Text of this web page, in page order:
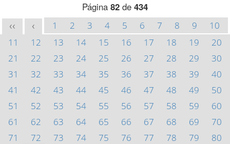
Página 82 de 434
<< < 1 2 3 4 5 6 7 8 9
10
11
12 13 14 15 16 17 18 19
20
21
22 23 24 25 26 27 28 29
30
31
32 33 34 35 36 37 38 39
40
41
42 43 44 45 46 47 48 49
50
51
52 53 54 55 56 57 58 59
60
61
62 63 64 65 66 67 68 69
70
71
72 73 74 75 76 77 78 79
80